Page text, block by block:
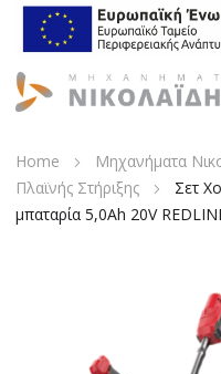
Home Μηχανήματα
Πλαϊνής Στήριξης
Σετ
μπαταρία 5,0Ah 20V